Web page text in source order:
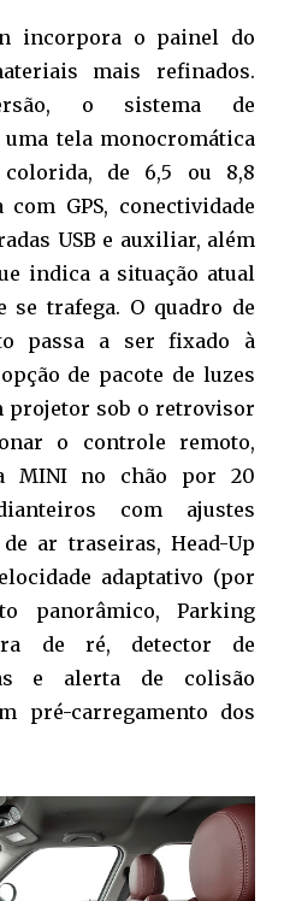
incorpora o painel do
mais refinados.
o sistema de
tela monocromática
de 6,5 ou 8,8
GPS, conectividade
USB e auxiliar, além
indica a situação atual
se trafega. O quadro de
passa a ser fixado à
de pacote de luzes
sob o retrovisor
o controle remoto,
MINI no chão por 20
com ajustes
ar traseiras, Head-Up
adaptativo (por
panorâmico, Parking
de ré, detector de
e alerta de colisão
pré-carregamento dos